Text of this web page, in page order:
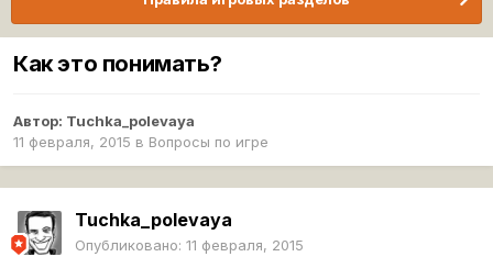
Как это понимать?
Автор: Tuchka_polevaya
11 февраля, 2015 в Вопросы по игре
Tuchka_polevaya
Опубликовано: 11 февраля, 2015